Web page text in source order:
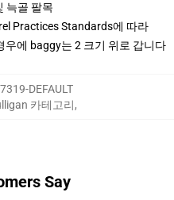
늑골 팔목
Practices Standards에 따라
우에 baggy는 2 크기 위로 갑니다
DEFAULT
카테고리,
Say